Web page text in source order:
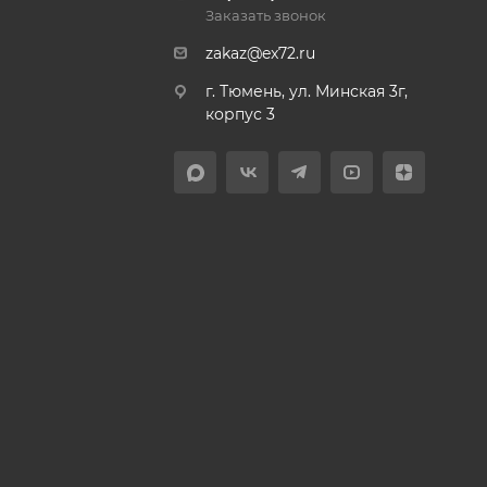
Заказать звонок
zakaz@ex72.ru
г. Тюмень, ул. Минская 3г,
корпус 3